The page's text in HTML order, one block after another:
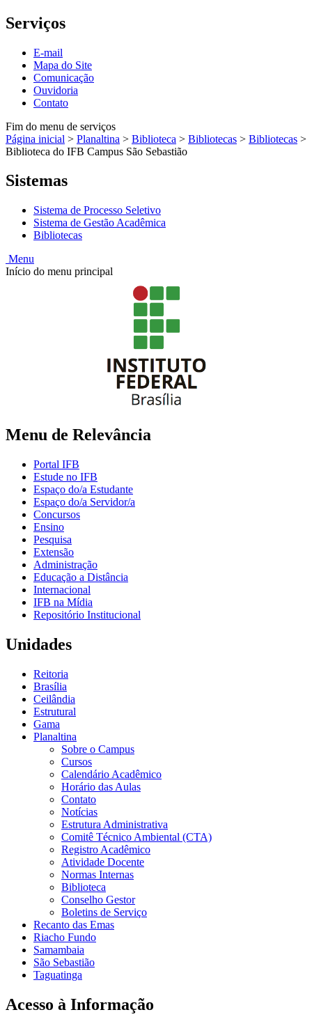
Serviços
E-mail
Mapa do Site
Comunicação
Ouvidoria
Contato
Fim do menu de serviços
Página inicial > Planaltina > Biblioteca > Bibliotecas > Bibliotecas >
Biblioteca do IFB Campus São Sebastião
Sistemas
Sistema de Processo Seletivo
Sistema de Gestão Acadêmica
Bibliotecas
Menu
Início do menu principal
Menu de Relevância
Portal IFB
Estude no IFB
Espaço do/a Estudante
Espaço do/a Servidor/a
Concursos
Ensino
Pesquisa
Extensão
Administração
Educação a Distância
Internacional
IFB na Mídia
Repositório Institucional
Unidades
Reitoria
Brasília
Ceilândia
Estrutural
Gama
Planaltina
Sobre o Campus
Cursos
Calendário Acadêmico
Horário das Aulas
Contato
Notícias
Estrutura Administrativa
Comitê Técnico Ambiental (CTA)
Registro Acadêmico
Atividade Docente
Normas Internas
Biblioteca
Conselho Gestor
Boletins de Serviço
Recanto das Emas
Riacho Fundo
Samambaia
São Sebastião
Taguatinga
Acesso à Informação